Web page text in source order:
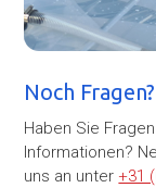
Noch Fragen?
Haben Sie
Informationen?
uns an unter +31